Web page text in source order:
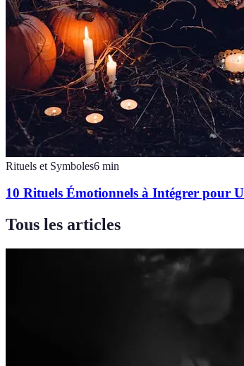
Rituels et Symboles6 min
10 Rituels Émotionnels à Intégrer pour
Tous les articles